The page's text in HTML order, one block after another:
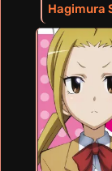
Hagimura